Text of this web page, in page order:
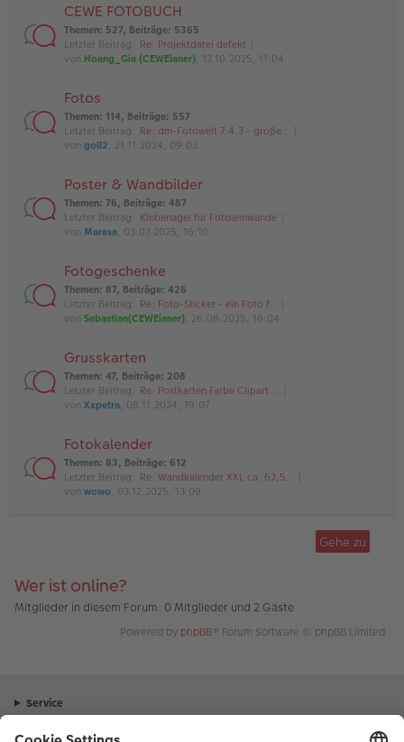
CEWE FOTOBUCH
Themen: 527, Beiträge: 5365
Letzter Beitrag: Re: Projektdatei defekt
von Hoang_Gia (CEWEianer), 12.10.2025, 11:04
Fotos
Themen: 114, Beiträge: 557
Letzter Beitrag: Re: dm-Fotowelt 7.4.3 - große…
von goll2, 21.11.2024, 09:03
Poster & Wandbilder
Themen: 76, Beiträge: 487
Letzter Beitrag: Klebenagel für Fotoleinwände
von Maresa, 03.07.2025, 16:10
Fotogeschenke
Themen: 87, Beiträge: 426
Letzter Beitrag: Re: Foto-Sticker - ein Foto f…
von Sebastian(CEWEianer), 26.08.2025, 16:04
Grusskarten
Themen: 47, Beiträge: 208
Letzter Beitrag: Re: Postkarten Farbe Clipart …
von Xxpetra, 08.11.2024, 19:07
Fotokalender
Themen: 83, Beiträge: 612
Letzter Beitrag: Re: Wandkalender XXL ca. 62,5…
von wowo, 03.12.2025, 13:09
Gehe zu
Wer ist online?
Mitglieder in diesem Forum: 0 Mitglieder und 2 Gäste
Powered by phpBB® Forum Software © phpBB Limited
Service